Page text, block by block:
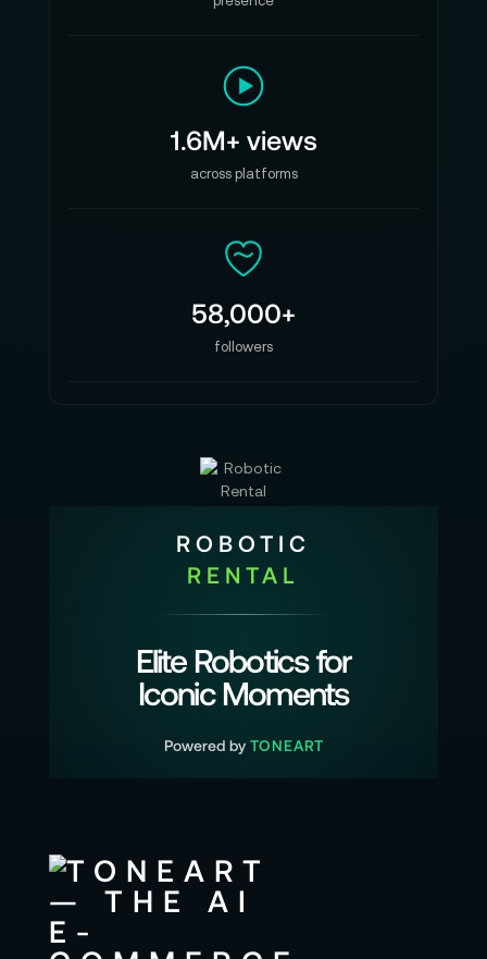
1.6M+ views
across platforms
58,000+
followers
ROBOTIC
RENTAL
Elite Robotics for
Iconic Moments
Powered by TONEART